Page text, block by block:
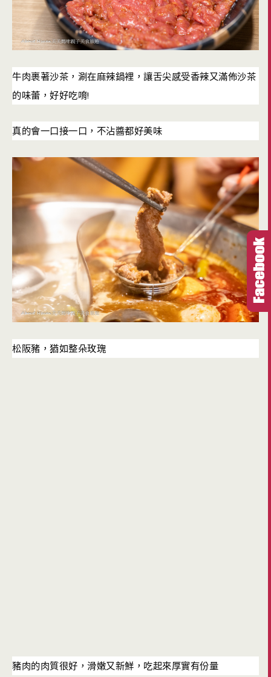
牛肉裹著沙茶，涮在麻辣鍋裡，讓舌尖感受香辣又滿佈沙茶
的味蕾，好好吃唷!
真的會一口接一口，不沾醬都好美味
松阪豬，猶如整朵玫瑰
豬肉的肉質很好，滑嫩又新鮮，吃起來厚實有份量